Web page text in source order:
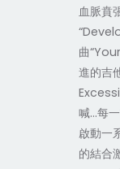
血脈賁
曲
進的吉
喊…每
啟動一
的結合